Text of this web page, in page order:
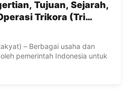
Tujuan, Sejarah,
Trikora (Tri
– Berbagai usaha dan
pemerintah Indonesia untuk